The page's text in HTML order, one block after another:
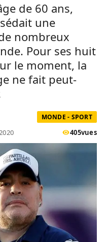
de 60 ans,
une
nombreux
Pour ses huit
le moment, la
ne fait peut-
MONDE - SPORT
405vues